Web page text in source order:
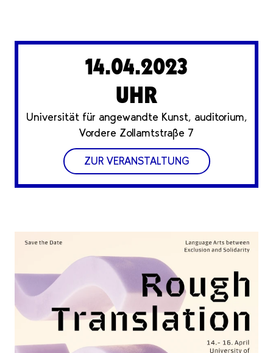
14.04.2023
UHR
Universität für angewandte Kunst, auditorium,
Vordere Zollamtstraße 7
ZUR VERANSTALTUNG